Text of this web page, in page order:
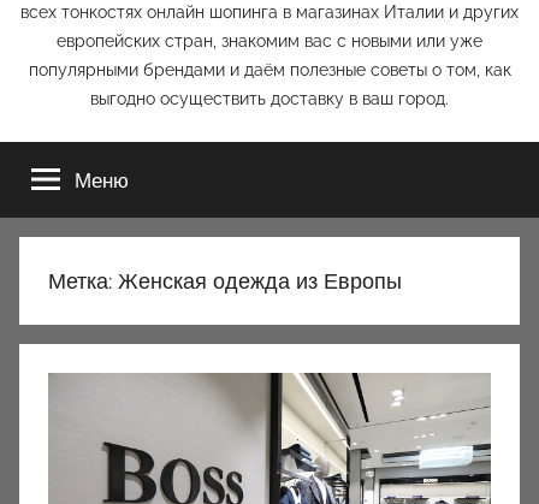
всех тонкостях онлайн шопинга в магазинах Италии и других
европейских стран, знакомим вас с новыми или уже
популярными брендами и даём полезные советы о том, как
выгодно осуществить доставку в ваш город.
Меню
Метка: Женская одежда из Европы